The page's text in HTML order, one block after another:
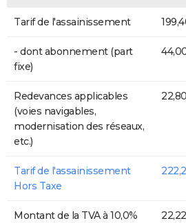
Tarif de l'assainissement
- dont abonnement (part
fixe)
Redevances applicables
(voies navigables,
modernisation des réseaux,
etc.)
Tarif de l'assainissement
Hors Taxe
Montant de la TVA à 10,0%